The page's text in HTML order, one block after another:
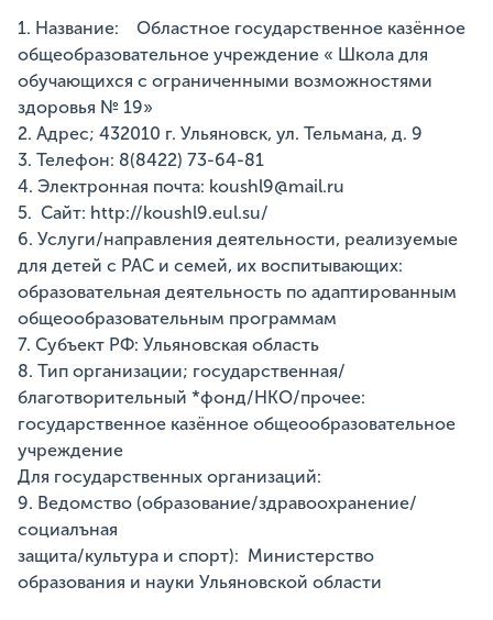
1. Название: Областное государственное казённое
общеобразовательное учреждение « Школа для
обучающихся с ограниченными возможностями
здоровья № 19»
2. Адрес; 432010 г. Ульяновск, ул. Тельмана, д. 9
3. Телефон: 8(8422) 73-64-81
4. Электронная почта: koushl9@mail.ru
5. Сайт: http://koushl9.eul.su/
6. Услуги/направления деятельности, реализуемые
для детей с РАС и семей, их воспитывающих:
образовательная деятельность по адаптированным
общеообразовательным программам
7. Субъект РФ: Ульяновская область
8. Тип организации; государственная/
благотворительный *фонд/НКО/прочее:
государственное казённое общеообразовательное
учреждение
Для государственных организаций:
9. Ведомство (образование/здравоохранение/
социалъная
защита/культура и спорт): Министерство
образования и науки Ульяновской области